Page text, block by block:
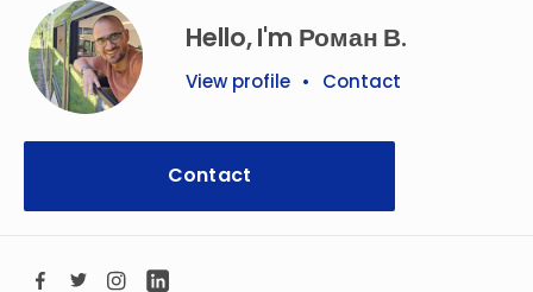
Hello, I'm Роман В.
View profile • Contact
Contact